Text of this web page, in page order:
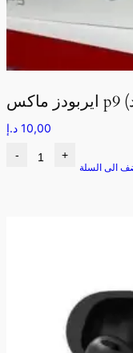
10,00 د.إ
- +
الى السلة